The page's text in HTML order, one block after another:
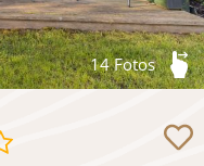
14 Fotos